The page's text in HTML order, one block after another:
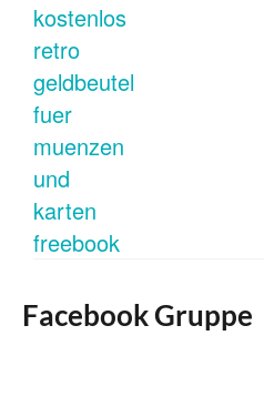
Facebook Gruppe